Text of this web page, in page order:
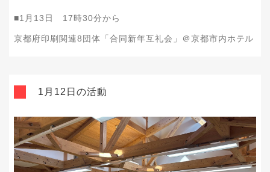
■1月13日 17時30分から
京都府印刷関連8団体「合同新年互礼会」＠京都市内ホテル
1月12日の活動